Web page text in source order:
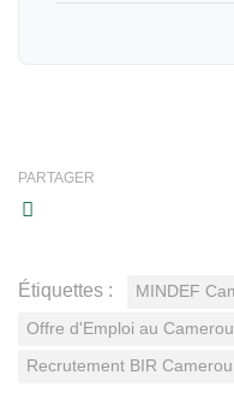
PARTAGER
Étiquettes : MINDEF
Offre d'Emploi au
Recrutement BIR